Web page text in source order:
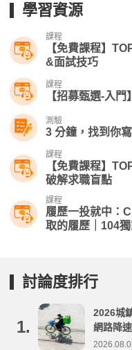
學習資源
課程
【免費課程】
&面試技巧
課程
【招募甄選-入
測驗
3 分鐘，找到你
課程
【免費課程】
破解求職盲點
課程
履歷一投就中：
取的履歷｜104
討論度排行
1.
2026城
網路降
事項整理